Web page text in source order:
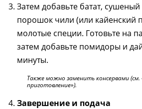
Затем добавьте батат,
порошок чили (или кайенский
молотые специи. Готовьте на
затем добавьте помидоры и
минуты.
Также можно заменить консервами
приготовление»).
Завершение и подача